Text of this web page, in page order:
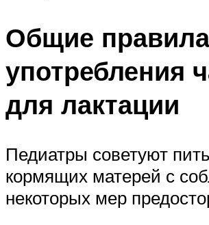
Общие правила
употребления
для лактации
Педиатры советуют
кормящих матерей с
некоторых мер